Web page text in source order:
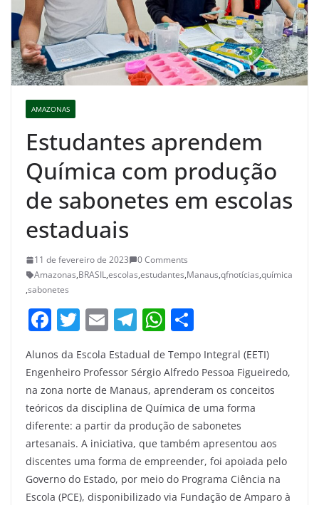
AMAZONAS
Estudantes aprendem
Química com produção
de sabonetes em escolas
estaduais
11 de fevereiro de 2023
0 Comments
Amazonas,BRASIL,escolas,estudantes,Manaus,qfnotícias,química
,sabonetes
F
c
e
b
o
o
k
T
itt
er
E
ai
l
T
el
e
gr
a
m
W
at
s
A
p
p
ar
e
Alunos da Escola Estadual de Tempo Integral (EETI)
Engenheiro Professor Sérgio Alfredo Pessoa Figueiredo,
na zona norte de Manaus, aprenderam os conceitos
teóricos da disciplina de Química de uma forma
diferente: a partir da produção de sabonetes
artesanais. A iniciativa, que também apresentou aos
discentes uma forma de empreender, foi apoiada pelo
Governo do Estado, por meio do Programa Ciência na
Escola (PCE), disponibilizado via Fundação de Amparo à